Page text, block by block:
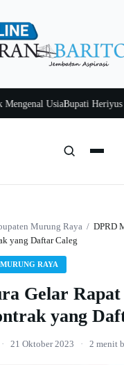
UsiaBupati Heriyus Resmi
Murung Raya / DPRD
yang Daftar Caleg
RAYA
Gelar
yang
· 21 Oktober 2023 · 2 menit